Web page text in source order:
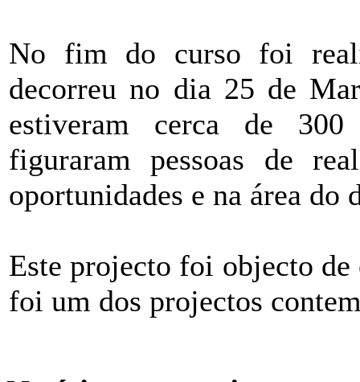
No fim do curso foi
decorreu no dia 25 de
estiveram cerca de 300
figuraram pessoas de
oportunidades e na área do
Este projecto foi objecto de
foi um dos projectos